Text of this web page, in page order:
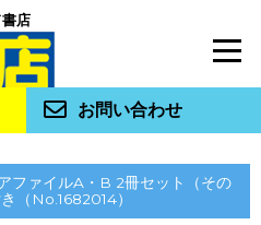
店
お問い合わせ
ファイルA・B 2冊セット（その
（No.1682014）